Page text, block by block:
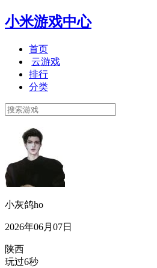
小米游戏中心
首页
云游戏
排行
分类
小灰鸽ho
2026年06月07日
陕西
玩过6秒